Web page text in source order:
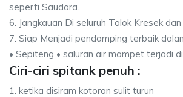
seperti Saudara.
6. Jangkauan Di seluruh Talok Kresek
7. Siap Menjadi pendamping terbaik
• Sepiteng • saluran air mampet terjadi
Ciri-ciri spitank penuh :
1. ketika disiram kotoran sulit turun